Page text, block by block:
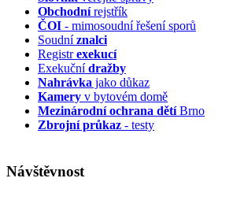
Obchodnírejstřík
ČOI - mimosoudní řešení sporů
Soudníznalci
Registrexekucí
Exekučnídražby
Nahrávka jako důkaz
Kamery v bytovém domě
Mezinárodní ochrana dětíBrno
Zbrojní průkaz - testy
Návštěvnost